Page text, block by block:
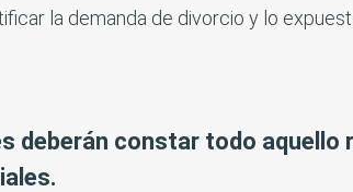
la demanda de divorcio y lo
deberán constar todo aquello